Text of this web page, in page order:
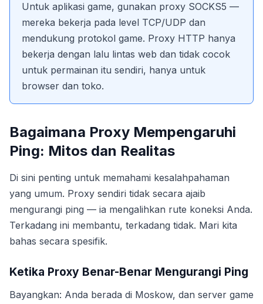
Untuk aplikasi game, gunakan proxy SOCKS5 —
mereka bekerja pada level TCP/UDP dan
mendukung protokol game. Proxy HTTP hanya
bekerja dengan lalu lintas web dan tidak cocok
untuk permainan itu sendiri, hanya untuk
browser dan toko.
Bagaimana Proxy Mempengaruhi
Ping: Mitos dan Realitas
Di sini penting untuk memahami kesalahpahaman
yang umum. Proxy sendiri tidak secara ajaib
mengurangi ping — ia mengalihkan rute koneksi Anda.
Terkadang ini membantu, terkadang tidak. Mari kita
bahas secara spesifik.
Ketika Proxy Benar-Benar Mengurangi Ping
Bayangkan: Anda berada di Moskow, dan server game